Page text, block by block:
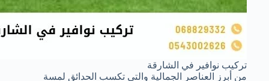
تركيب نوافير في الشارقة
من أبرز العناصر الجمالية والتي تكسب الحدائق لمسة